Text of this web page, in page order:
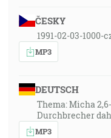
ČESKY
1991-02-03-1000-
MP3
DEUTSCH
Thema: Micha
Durchbrecher
MP3